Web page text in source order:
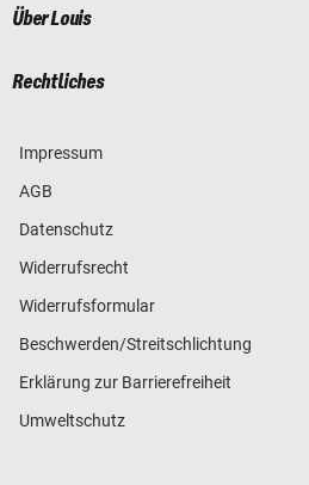
Über Louis
Rechtliches
Impressum
AGB
Datenschutz
Widerrufsrecht
Widerrufsformular
Beschwerden/Streitschlichtung
Erklärung zur Barrierefreiheit
Umweltschutz